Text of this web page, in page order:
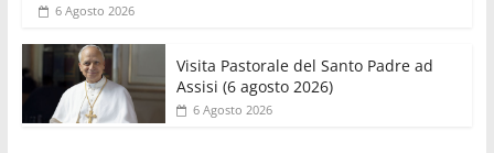
6 Agosto 2026
Visita Pastorale del Santo Padre ad
Assisi (6 agosto 2026)
6 Agosto 2026